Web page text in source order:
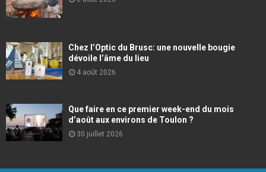
Chez l’Optic du Brusc: une nouvelle bougie
dévoile l’âme du lieu
4 août 2026
Que faire en ce premier week-end du mois
d’août aux environs de Toulon ?
30 juillet 2026